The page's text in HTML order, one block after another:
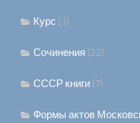
Курс (1)
Сочинения (22)
СССР книги (7)
Формы актов